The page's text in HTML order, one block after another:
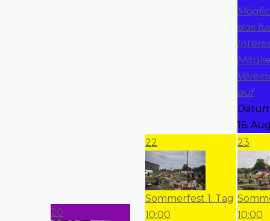
das
auf
16.
20
22
Sommerfest 1. Tag
10:00
23
10:00